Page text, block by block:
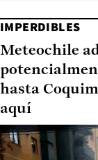
IMPERDIBLES
Meteochile
hasta
aquí